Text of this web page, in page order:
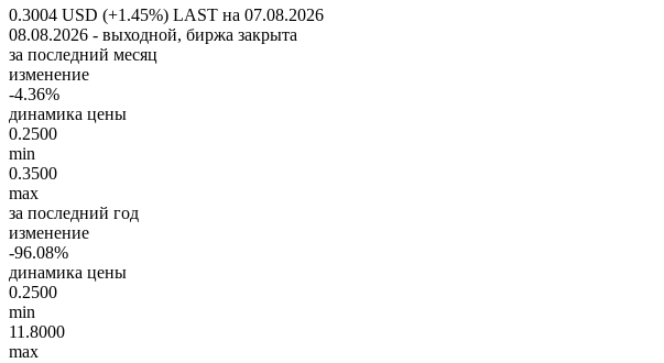
0.3004 USD (+1.45%) LAST на 07.08.2026
08.08.2026 - выходной, биржа закрыта
за последний месяц
изменение
-4.36%
динамика цены
0.2500
min
0.3500
max
за последний год
изменение
-96.08%
динамика цены
0.2500
min
11.8000
max